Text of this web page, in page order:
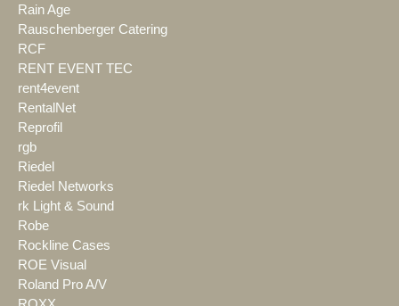
Rain Age
Rauschenberger Catering
RCF
RENT EVENT TEC
rent4event
RentalNet
Reprofil
rgb
Riedel
Riedel Networks
rk Light & Sound
Robe
Rockline Cases
ROE Visual
Roland Pro A/V